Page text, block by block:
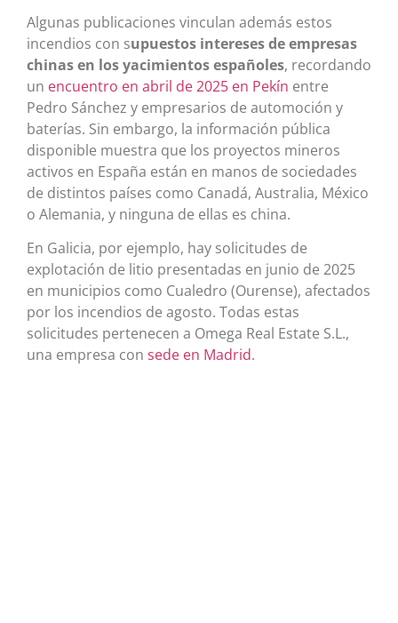
Algunas publicaciones vinculan además estos
incendios con supuestos intereses de empresas
chinas en los yacimientos españoles, recordando
un encuentro en abril de 2025 en Pekín entre
Pedro Sánchez y empresarios de automoción y
baterías. Sin embargo, la información pública
disponible muestra que los proyectos mineros
activos en España están en manos de sociedades
de distintos países como Canadá, Australia, México
o Alemania, y ninguna de ellas es china.
En Galicia, por ejemplo, hay solicitudes de
explotación de litio presentadas en junio de 2025
en municipios como Cualedro (Ourense), afectados
por los incendios de agosto. Todas estas
solicitudes pertenecen a Omega Real Estate S.L.,
una empresa con sede en Madrid.